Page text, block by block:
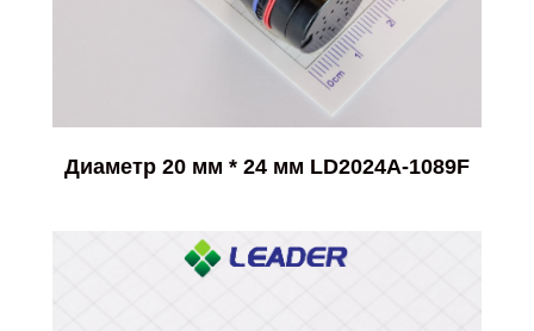
Диаметр 20 мм * 24 мм LD2024A-1089F